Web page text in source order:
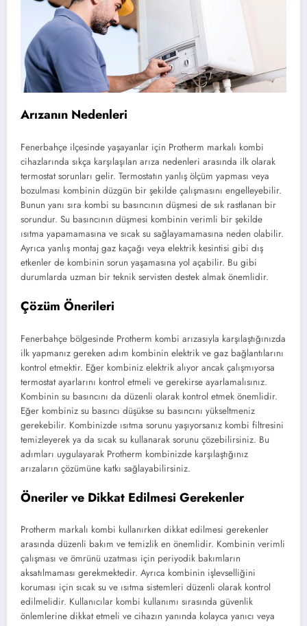
Arızanın Nedenleri
Fenerbahçe ilçesinde yaşayanlar için Protherm markalı kombi
cihazlarında sıkça karşılaşılan arıza nedenleri arasında ilk olarak
termostat sorunları gelir. Termostatın yanlış ölçüm yapması veya
bozulması kombinin düzgün bir şekilde çalışmasını engelleyebilir.
Bunun yanı sıra kombi su basıncının düşmesi de sık rastlanan bir
sorundur. Su basıncının düşmesi kombinin verimli bir şekilde
ısıtma yapamamasına ve sıcak su sağlayamamasına neden olabilir.
Ayrıca yanlış montaj gaz kaçağı veya elektrik kesintisi gibi dış
etkenler de kombinin sorun yaşamasına yol açabilir. Bu gibi
durumlarda uzman bir teknik servisten destek almak önemlidir.
Çözüm Önerileri
Fenerbahçe bölgesinde Protherm kombi arızasıyla karşılaştığınızda
ilk yapmanız gereken adım kombinin elektrik ve gaz bağlantılarını
kontrol etmektir. Eğer kombiniz elektrik alıyor ancak çalışmıyorsa
termostat ayarlarını kontrol etmeli ve gerekirse ayarlamalısınız.
Kombinin su basıncını da düzenli olarak kontrol etmek önemlidir.
Eğer kombiniz su basıncı düşükse su basıncını yükseltmeniz
gerekebilir. Kombinizde ısıtma sorunu yaşıyorsanız kombi filtresini
temizleyerek ya da sıcak su kullanarak sorunu çözebilirsiniz. Bu
adımları uygulayarak Protherm kombinizde karşılaştığınız
arızaların çözümüne katkı sağlayabilirsiniz.
Öneriler ve Dikkat Edilmesi Gerekenler
Protherm markalı kombi kullanırken dikkat edilmesi gerekenler
arasında düzenli bakım ve temizlik en önemlidir. Kombinin verimli
çalışması ve ömrünü uzatması için periyodik bakımların
aksatılmaması gerekmektedir. Ayrıca kombinin işlevselliğini
koruması için sıcak su ve ısıtma sistemleri düzenli olarak kontrol
edilmelidir. Kullanıcılar kombi kullanımı sırasında güvenlik
önlemlerine dikkat etmeli ve cihazın yanında kolayca yanıcı veya